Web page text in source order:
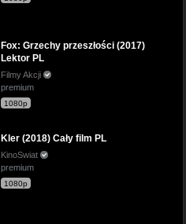
Fox: Grzechy przeszłości (2017)
Lektor PL
Filmy Akcji
premium
1080p
Kler (2018) Cały film PL
KinoSwiat
premium
1080p